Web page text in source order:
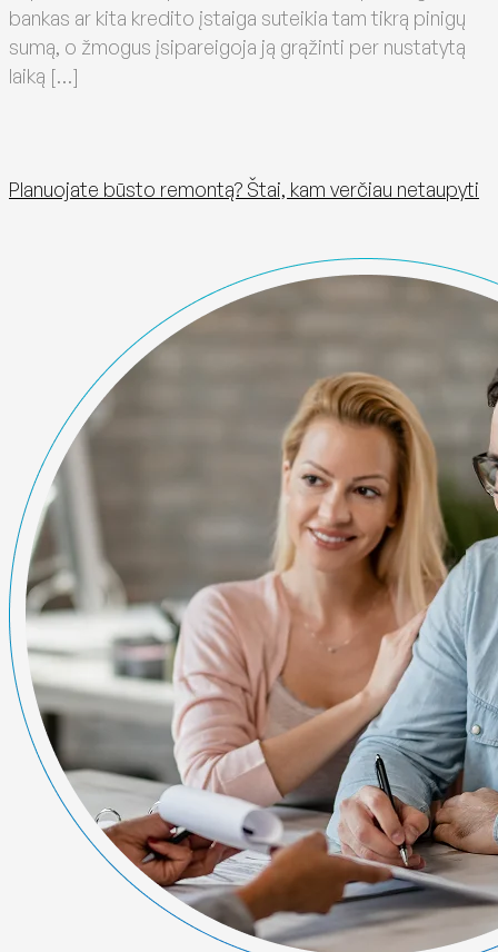
bankas ar kita kredito įstaiga suteikia tam tikrą pinigų
sumą, o žmogus įsipareigoja ją grąžinti per nustatytą
laiką […]
Planuojate būsto remontą? Štai, kam verčiau netaupyti